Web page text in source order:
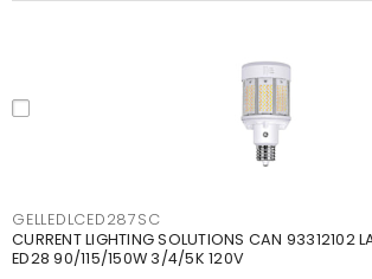
GELLEDLCED287SC
CURRENT LIGHTING SOLUTIONS CAN 93312102
ED28 90/115/150W 3/4/5K 120V